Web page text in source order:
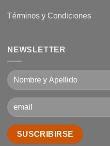
Términos y Condiciones
NEWSLETTER